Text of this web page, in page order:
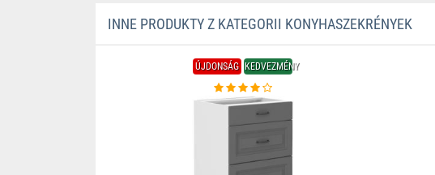
INNE PRODUKTY Z KATEGORII KONYHASZEKRÉNYEK
ÚJDONSÁG KEDVEZMÉNY